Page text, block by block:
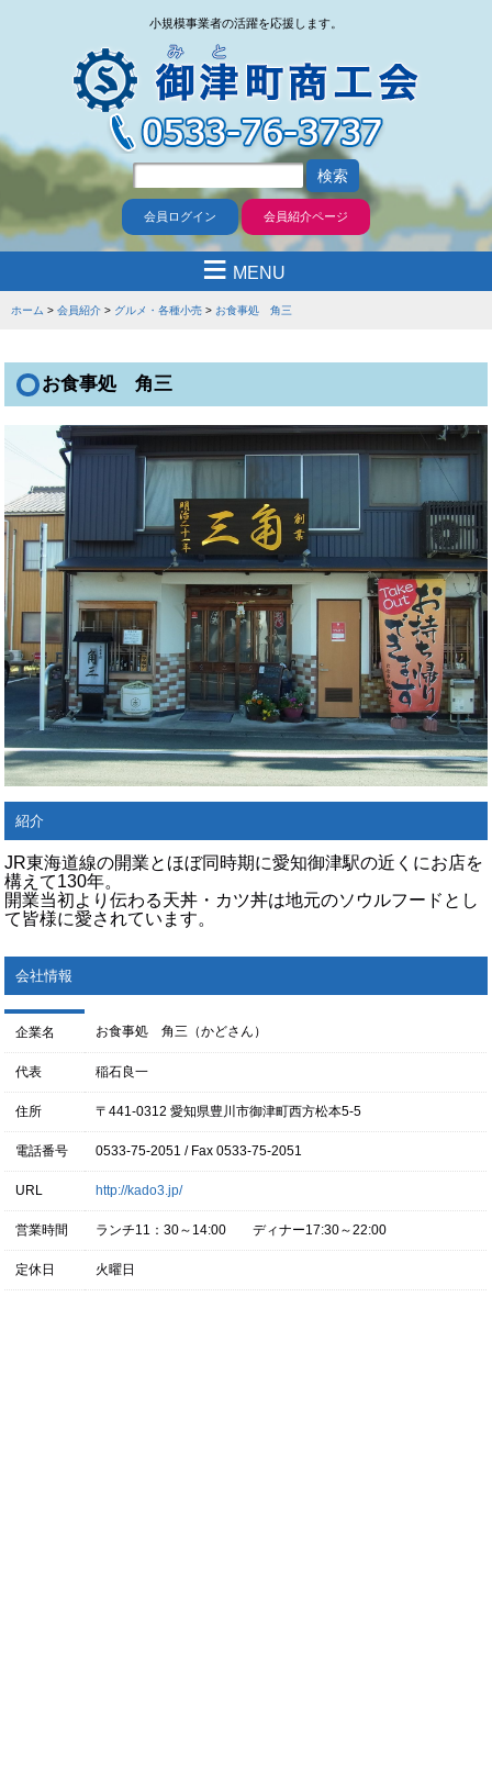
小規模事業者の活躍を応援します。
会員ログイン 会員紹介ページ
≡ MENU
ホーム 会員紹介 グルメ・各種小売 お食事処 角三
お食事処 角三
紹介
JR東海道線の開業とほぼ同時期に愛知御津駅の近くにお店を
構えて130年。
開業当初より伝わる天丼・カツ丼は地元のソウルフードとし
て皆様に愛されています。
会社情報
企業名 お食事処 角三（かどさん）
代表 稲石良一
住所 〒441-0312 愛知県豊川市御津町西方松本5-5
電話番号 0533-75-2051 / Fax 0533-75-2051
URL http://kado3.jp/
営業時間 ランチ11：30～14:00 ディナー17:30～22:00
定休日 火曜日